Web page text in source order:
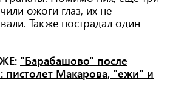
ожоги глаз, их не
Также пострадал один
"Барабашово" после
пистолет Макарова, "ежи" и